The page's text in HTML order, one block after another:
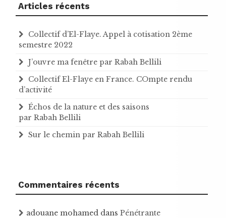
Articles récents
Collectif d’El-Flaye. Appel à cotisation 2ème
semestre 2022
J’ouvre ma fenêtre par Rabah Bellili
Collectif El-Flaye en France. COmpte rendu
d’activité
Échos de la nature et des saisons
par Rabah Bellili
Sur le chemin par Rabah Bellili
Commentaires récents
adouane mohamed dans Pénétrante